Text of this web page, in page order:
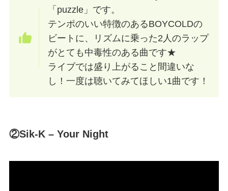
「puzzle」です。
テンポのいい特徴のあるBOYCOLDの
ビートに、リズムに乗った2人のラップ
がとても中毒性のある曲です★
ライブでは盛り上がること間違いな
し！一度は聴いてみてほしい1曲です！
②Sik-K – Your Night